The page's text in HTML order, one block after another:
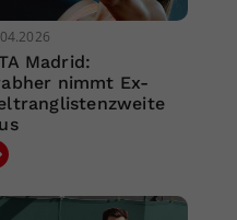
Madrid:
nimmt Ex-